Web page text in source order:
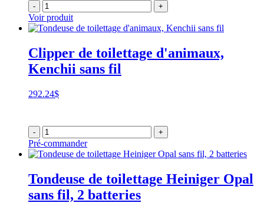
- +
Voir produit
Clipper de toilettage d'animaux,
Kenchii sans fil
292.24$
- +
Pré-commander
Tondeuse de toilettage Heiniger Opal
sans fil, 2 batteries